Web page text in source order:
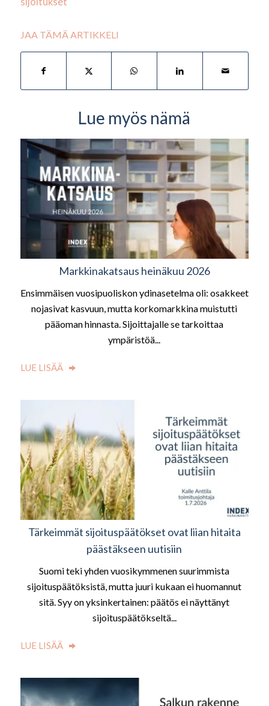
JAA TÄMÄ ARTIKKELI
Lue myös nämä
Markkinakatsaus heinäkuu 2026
Ensimmäisen vuosipuoliskon ydinasetelma oli: osakkeet
nojasivat kasvuun, mutta korkomarkkina muistutti
pääoman hinnasta. Sijoittajalle se tarkoittaa
ympäristöä...
LUE LISÄÄ
Tärkeimmät sijoituspäätökset ovat liian hitaita
päästäkseen uutisiin
Suomi teki yhden vuosikymmenen suurimmista
sijoituspäätöksistä, mutta juuri kukaan ei huomannut
sitä. Syy on yksinkertainen: päätös ei näyttänyt
sijoituspäätökseltä...
LUE LISÄÄ